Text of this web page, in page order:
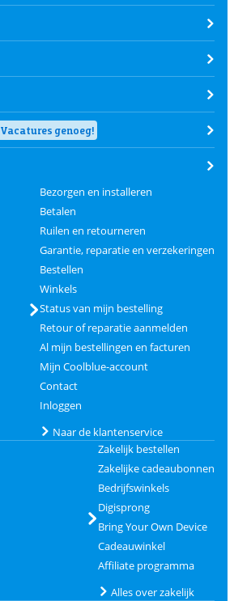
Vacatures genoeg!
Bezorgen en installeren
Betalen
Ruilen en retourneren
Garantie, reparatie en verzekeringen
Bestellen
Winkels
Status van mijn bestelling
Retour of reparatie aanmelden
Al mijn bestellingen en facturen
Mijn Coolblue-account
Contact
Inloggen
Naar de klantenservice
Zakelijk bestellen
Zakelijke cadeaubonnen
Bedrijfswinkels
Digisprong
Bring Your Own Device
Cadeauwinkel
Affiliate programma
Alles over zakelijk